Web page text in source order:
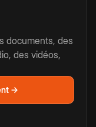
documents, des
des vidéos,
→